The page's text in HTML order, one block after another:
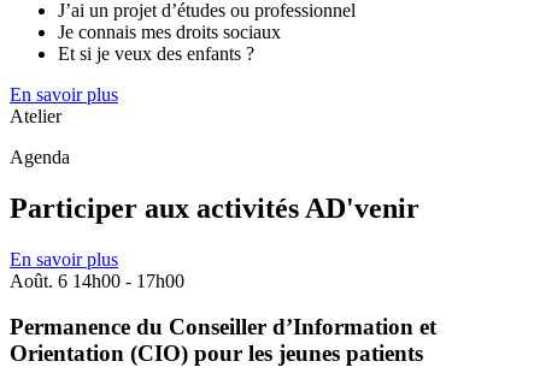
J’ai un projet d’études ou professionnel
Je connais mes droits sociaux
Et si je veux des enfants ?
En savoir plus
Atelier
Agenda
Participer aux activités AD'venir
En savoir plus
Août. 6 14h00 - 17h00
Permanence du Conseiller d’Information et
Orientation (CIO) pour les jeunes patients